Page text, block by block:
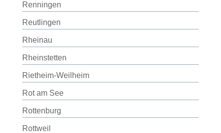
Renningen
Reutlingen
Rheinau
Rheinstetten
Rietheim-Weilheim
Rot am See
Rottenburg
Rottweil